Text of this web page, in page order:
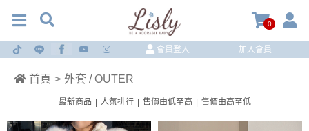
0
會員登入 加入會員
首頁 > 外套 / OUTER
最新商品 人氣排行 售價由低至高 售價由高至低